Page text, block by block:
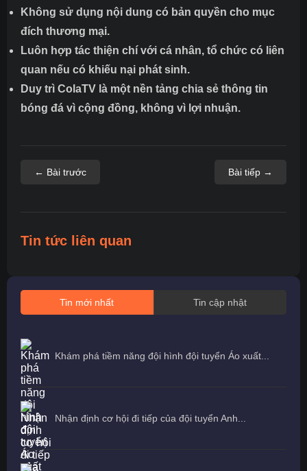
Không sử dụng nội dung có bản quyền cho mục
đích thương mại.
Luôn hợp tác thiện chí với cá nhân, tổ chức có liên
quan nếu có khiếu nại phát sinh.
Duy trì ColaTV là một nền tảng chia sẻ thông tin
bóng đá vì cộng đồng, không vì lợi nhuận.
← Bài trước Bài tiếp →
Tin tức liên quan
Tin mới nhất Tin cập nhật
Khám phá tiềm năng đội hình đội tuyển Áo xuất...
Nhận định cơ hội đi tiếp của đội tuyển Anh...